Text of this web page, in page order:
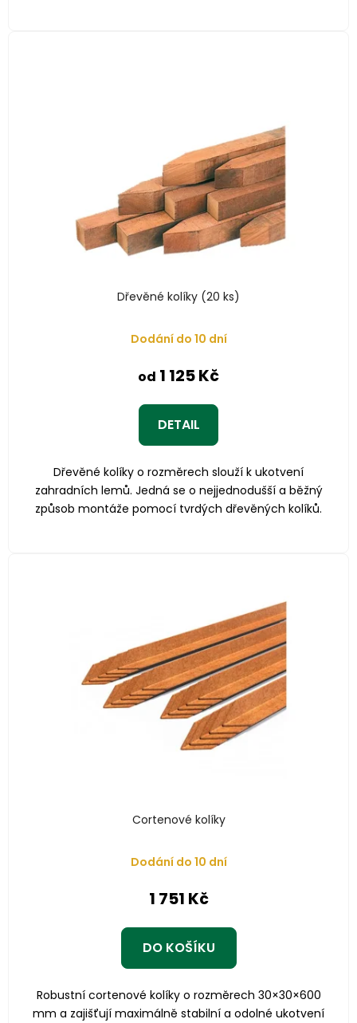
Dřevěné kolíky (20 ks)
Dodání do 10 dní
od 1 125 Kč
DETAIL
Dřevěné kolíky o rozměrech slouží k ukotvení
zahradních lemů. Jedná se o nejjednodušší a běžný
způsob montáže pomocí tvrdých dřevěných kolíků.
Cortenové kolíky
Dodání do 10 dní
1 751 Kč
DO KOŠÍKU
Robustní cortenové kolíky o rozměrech 30×30×600
mm a zajišťují maximálně stabilní a odolné ukotvení